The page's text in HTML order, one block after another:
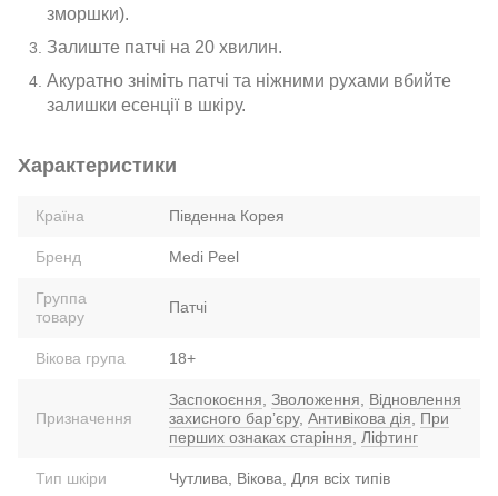
зморшки).
Залиште патчі на 20 хвилин.
Акуратно зніміть патчі та ніжними рухами вбийте
залишки есенції в шкіру.
Характеристики
Країна Південна Корея
Бренд Medi Peel
Группа
товару
Патчі
Вікова група 18+
Призначення
Заспокоєння, Зволоження, Відновлення
захисного барʼєру, Антивікова дія, При
перших ознаках старіння, Ліфтинг
Тип шкіри Чутлива, Вікова, Для всіх типів